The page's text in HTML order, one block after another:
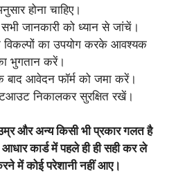
होना चाहिए।
सभी जानकारी को ध्यान से जांचें।
विकल्पों का उपयोग करके आवश्यक
भुगतान करें।
आवेदन फॉर्म को जमा करें।
निकालकर सुरक्षित रखें।
और अन्य किसी भी प्रकार गलत है
कार्ड में पहले ही ही सही कर ले
में कोई परेशानी नहीं आए।